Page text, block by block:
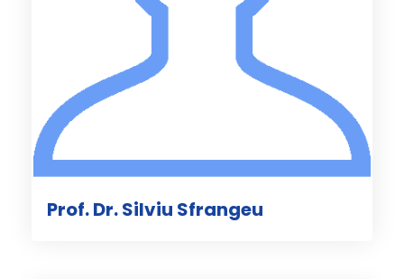
Prof. Dr. Silviu Sfrangeu